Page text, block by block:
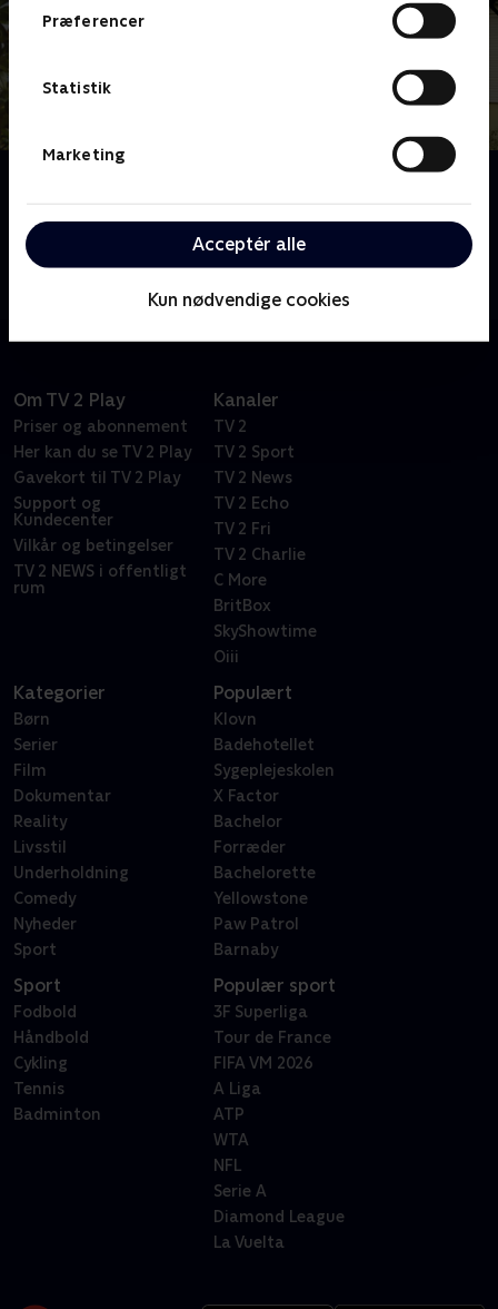
Præferencer
Statistik
Marketing
Acceptér alle
Kun nødvendige cookies
kyststrækningen, når dedikerede ejendomsmæglere
åbner dørene til alt fra eksklusive villaer til hyggelige
Om TV 2 Play
Priser og abonnement
Her kan du se TV 2 Play
Gavekort til TV 2 Play
Support og
Kundecenter
Vilkår og betingelser
TV 2 NEWS i offentligt
rum
Kanaler
TV 2
TV 2 Sport
TV 2 News
TV 2 Echo
TV 2 Fri
TV 2 Charlie
C More
BritBox
SkyShowtime
Oiii
Kategorier
Børn
Serier
Film
Dokumentar
Reality
Livsstil
Underholdning
Comedy
Nyheder
Sport
Populært
Klovn
Badehotellet
Sygeplejeskolen
X Factor
Bachelor
Forræder
Bachelorette
Yellowstone
Paw Patrol
Barnaby
Sport
Fodbold
Håndbold
Cykling
Tennis
Badminton
Populær sport
3F Superliga
Tour de France
FIFA VM 2026
A Liga
ATP
WTA
NFL
Serie A
Diamond League
La Vuelta